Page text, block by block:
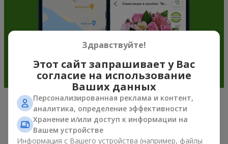
Подарочные корзины —
универсальный подарок к любому
Здравствуйте!
Этот сайт запрашивает у Вас
согласие на использование
Ваших данных
Персонализированная реклама и контент,
аналитика, определение эффективности
Хранение и/или доступ к информации на
Вашем устройстве
Информация с Вашего устройства (например, файлы